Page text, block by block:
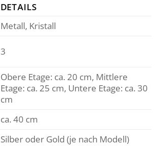
DETAILS
Metall, Kristall
3
Obere Etage: ca. 20 cm, Mittlere
Etage: ca. 25 cm, Untere Etage: ca. 30
cm
ca. 40 cm
Silber oder Gold (je nach Modell)